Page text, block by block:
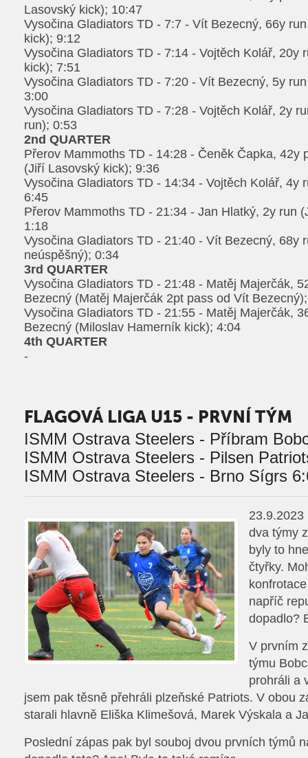
Lasovský kick); 10:47
Vysočina Gladiators TD - 7:7 - Vít Bezecný, 66y
kick); 9:12
Vysočina Gladiators TD - 7:14 - Vojtěch Kolář, 20y
kick); 7:51
Vysočina Gladiators TD - 7:20 - Vít Bezecný, 5y
3:00
Vysočina Gladiators TD - 7:28 - Vojtěch Kolář, 2y
run); 0:53
2nd QUARTER
Přerov Mammoths TD - 14:28 - Čeněk Čapka, 42y
(Jiří Lasovský kick); 9:36
Vysočina Gladiators TD - 14:34 - Vojtěch Kolář, 4y
6:45
Přerov Mammoths TD - 21:34 - Jan Hlatký, 2y run
1:18
Vysočina Gladiators TD - 21:40 - Vít Bezecný, 68y
neúspěšný); 0:34
3rd QUARTER
Vysočina Gladiators TD - 21:48 - Matěj Majerčák,
Bezecný (Matěj Majerčák 2pt pass od Vít
Vysočina Gladiators TD - 21:55 - Matěj Majerčák,
Bezecný (Miloslav Hamerník kick); 4:04
4th QUARTER
-
FLAGOVÁ LIGA U15 - PRVNÍ TÝM
ISMM Ostrava Steelers - Příbram
ISMM Ostrava Steelers - Pilsen
ISMM Ostrava Steelers - Brno Sígrs
23.9.2023
dva týmy
byly to
čtyřky.
napříč
dopadlo?
V prvním
týmu
prohráli a
jsem pak těsně přehráli plzeňské Patriots. V obou
starali hlavně Eliška Klimešová, Marek Výskala a
Poslední zápas pak byl souboj dvou prvních týmů